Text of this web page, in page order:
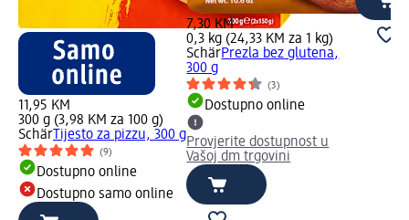
11,95 KM
300 g (3,98 KM za 100 g)
SchärTijesto za pizzu, 300 g
(9)
Dostupno online
Dostupno samo online
7,30 KM
0,3 kg (24,33 KM za 1 kg)
SchärPrezla bez glutena,
300 g
(3)
Dostupno online
Provjerite dostupnost u
Vašoj dm trgovini